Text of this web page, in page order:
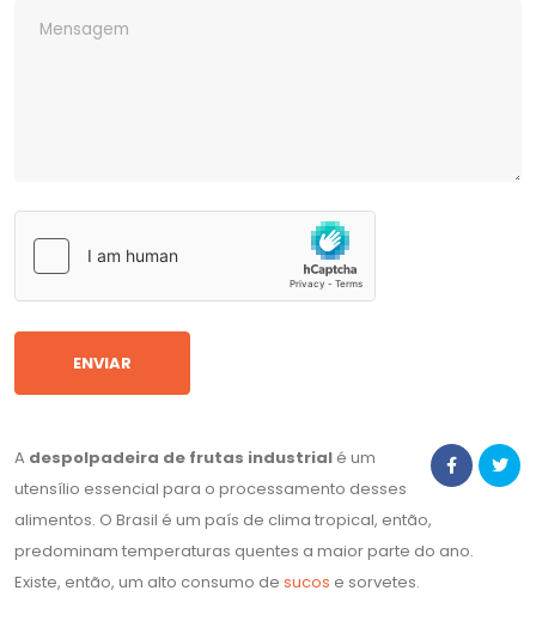
A despolpadeira de frutas industrial é um
utensílio essencial para o processamento desses
alimentos. O Brasil é um país de clima tropical, então,
predominam temperaturas quentes a maior parte do ano.
Existe, então, um alto consumo de sucos e sorvetes.